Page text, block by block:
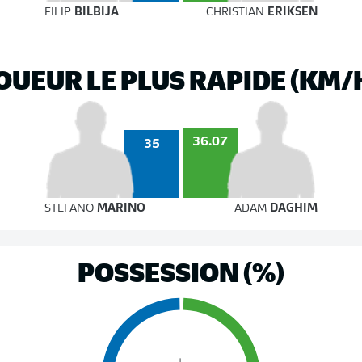
FILIP BILBIJA CHRISTIAN ERIKSEN
LE PLUS RAPIDE (KM/
35 36.07
STEFANOMARINO ADAM DAGHIM
POSSESSION (%)